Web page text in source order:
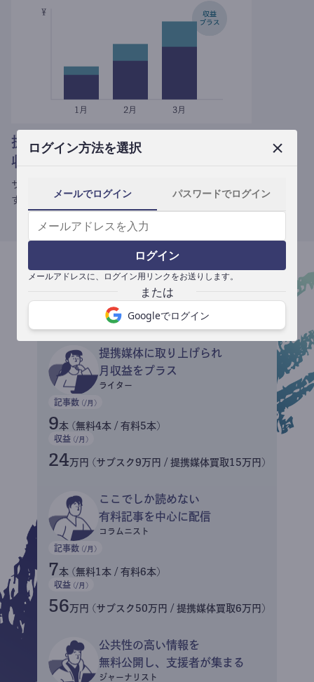
ログイン方法を選択
メールでログイン パスワードでログイン
ログイン
メールアドレスに、ログイン用リンクをお送りします。
Googleでログイン
提携媒体による記事買い取りで
収益がプラスされる
サブスク収益にメディアへの記事提供の売り上げをプラスできま
す。
収益イメージ
提携媒体に取り上げられ
月収益をプラス
ライター
記事数 (/月)
9本 (無料4本 / 有料5本)
収益 (/月)
24万円 (サブスク9万円 / 提携媒体買取15万円)
ここでしか読めない
有料記事を中心に配信
コラムニスト
記事数 (/月)
7本 (無料1本 / 有料6本)
収益 (/月)
56万円 (サブスク50万円 / 提携媒体買取6万円)
公共性の高い情報を
無料公開し、支援者が集まる
ジャーナリスト